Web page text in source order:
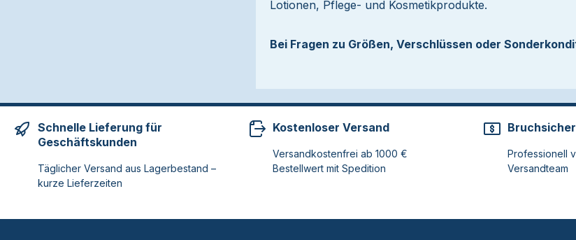
Lotionen, Pflege- und Kosmetikprodukte.
Bei Fragen zu Größen, Verschlüssen oder
Schnelle Lieferung für
Geschäftskunden
Täglicher Versand aus Lagerbestand –
kurze Lieferzeiten
Kostenloser Versand
Versandkostenfrei ab 1000 €
Bestellwert mit Spedition
Professionell
Versandteam